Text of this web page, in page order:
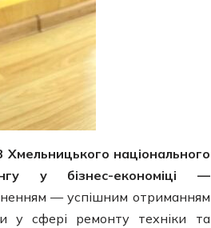
Хмельницького національного
у бізнес-економіці —
— успішним отриманням
у сфері ремонту техніки та